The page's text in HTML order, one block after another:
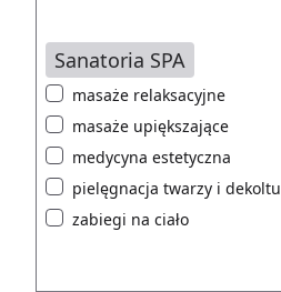
Sanatoria SPA
masaże relaksacyjne
masaże upiększające
medycyna estetyczna
pielęgnacja twarzy i dekoltu
zabiegi na ciało